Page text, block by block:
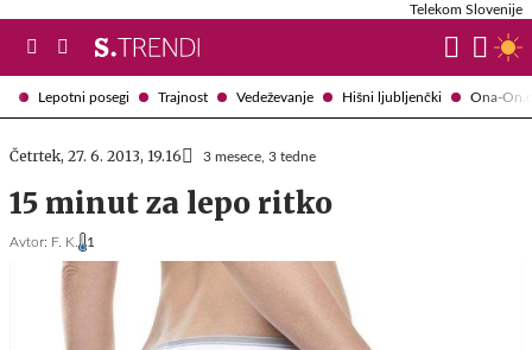
Lepotni posegi Trajnost Vedeževanje Hišni ljubljenčki Ona-
Telekom Slovenije
Četrtek, 27. 6. 2013, 19.16 3 mesece, 3 tedne
15 minut za lepo ritko
Avtor: F. K. 1